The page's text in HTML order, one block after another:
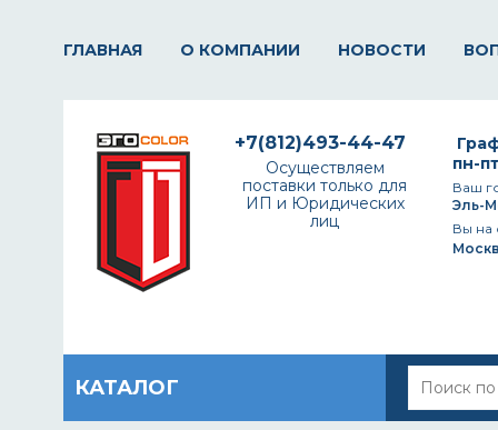
ГЛАВНАЯ О КОМПАНИИ НОВОСТИ
пн-
Ваш
Эль-
Вы на
+7(812)493-44-47
Осуществляем
поставки только для
ИП и Юридических
лиц
КАТАЛОГ